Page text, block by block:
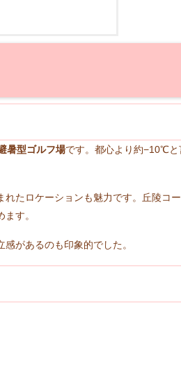
暑型ゴルフ場です。都心より約−10℃と
たロケーションも魅力です。丘陵コ
す。
があるのも印象的でした。